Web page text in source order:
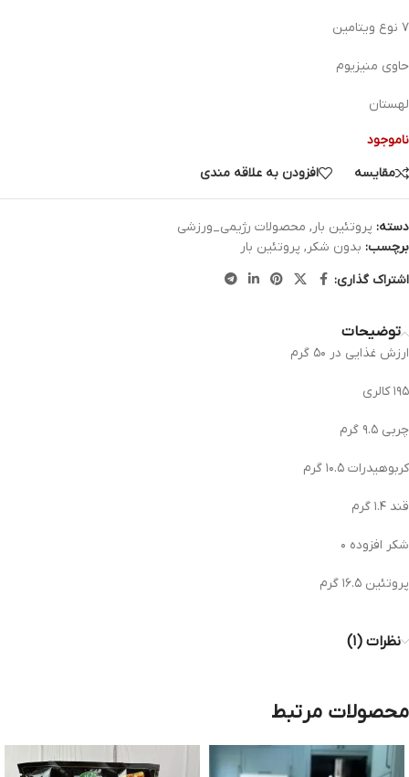
۷ نوع ویتامین
حاوی منیزیوم
لهستان
ناموجود
مقایسه
افزودن به علاقه مندی
دسته: پروتئین بار, محصولات رژیمی_ورزشی
برچسب: بدون شکر, پروتئین بار
اشتراک گذاری:
توضیحات
ارزش غذایی در ۵۰ گرم
۱۹۵ کالری
چربی ۹.۵ گرم
کربوهیدرات ۱۰.۵ گرم
قند ۱.۴ گرم
شکر افزوده ۰
پروتئین ۱۶.۵ گرم
نظرات (۱)
محصولات مرتبط